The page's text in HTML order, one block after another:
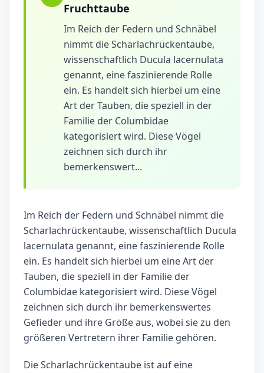
Fruchttaube
Im Reich der Federn und Schnäbel
nimmt die Scharlachrückentaube,
wissenschaftlich Ducula lacernulata
genannt, eine faszinierende Rolle
ein. Es handelt sich hierbei um eine
Art der Tauben, die speziell in der
Familie der Columbidae
kategorisiert wird. Diese Vögel
zeichnen sich durch ihr
bemerkenswert...
Im Reich der Federn und Schnäbel nimmt die
Scharlachrückentaube, wissenschaftlich Ducula
lacernulata genannt, eine faszinierende Rolle
ein. Es handelt sich hierbei um eine Art der
Tauben, die speziell in der Familie der
Columbidae kategorisiert wird. Diese Vögel
zeichnen sich durch ihr bemerkenswertes
Gefieder und ihre Größe aus, wobei sie zu den
größeren Vertretern ihrer Familie gehören.
Die Scharlachrückentaube ist auf eine